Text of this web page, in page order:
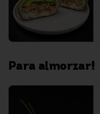
Para almorzar!